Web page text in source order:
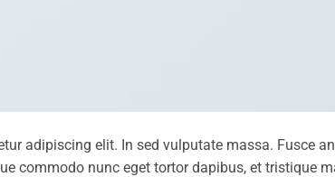
adipiscing elit. In sed vulputate massa. Fusce
commodo nunc eget tortor dapibus, et tristique